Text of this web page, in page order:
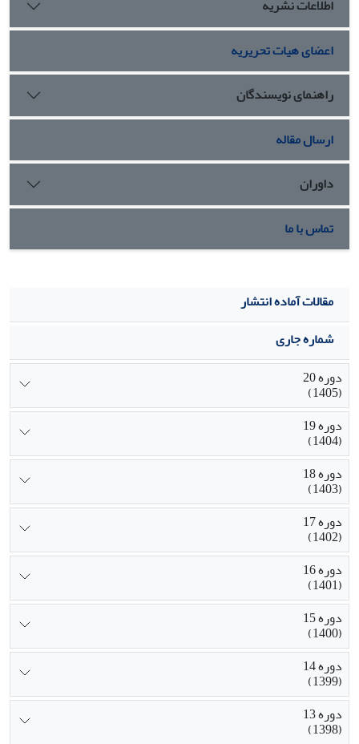
اطلاعات نشریه
اعضای هیات تحریریه
راهنمای نویسندگان
ارسال مقاله
داوران
تماس با ما
مقالات آماده انتشار
شماره جاری
دوره 20
(1405)
دوره 19
(1404)
دوره 18
(1403)
دوره 17
(1402)
دوره 16
(1401)
دوره 15
(1400)
دوره 14
(1399)
دوره 13
(1398)